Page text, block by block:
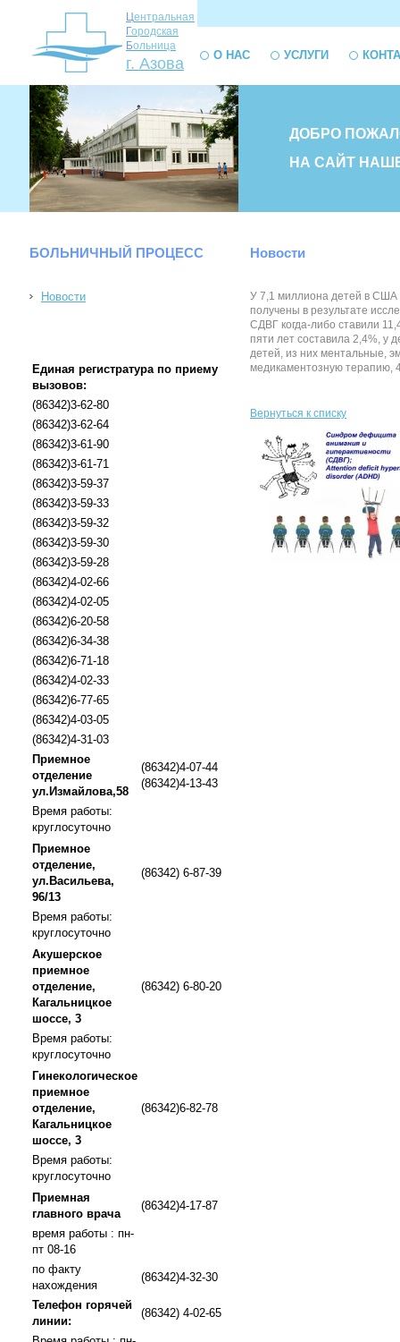
Центральная
Городская
Больница
г. Азова О НАС УСЛУГИ
ДОБРО
НА САЙТ
БОЛЬНИЧНЫЙ ПРОЦЕСС
Новости
Единая регистратура по приему
вызовов:
(86342)3-62-80
(86342)3-62-64
(86342)3-61-90
(86342)3-61-71
(86342)3-59-37
(86342)3-59-33
(86342)3-59-32
(86342)3-59-30
(86342)3-59-28
(86342)4-02-66
(86342)4-02-05
(86342)6-20-58
(86342)6-34-38
(86342)6-71-18
(86342)4-02-33
(86342)6-77-65
(86342)4-03-05
(86342)4-31-03
Приемное
отделение
ул.Измайлова,58
(86342)4-07-44
(86342)4-13-43
Время работы:
круглосуточно
Приемное
отделение,
ул.Васильева,
96/13
(86342) 6-87-39
Время работы:
круглосуточно
Акушерское
приемное
отделение,
Кагальницкое
шоссе, 3
(86342) 6-80-20
Время работы:
круглосуточно
Гинекологическое
приемное
отделение,
Кагальницкое
шоссе, 3
(86342)6-82-78
Время работы:
круглосуточно
Приемная
главного врача
(86342)4-17-87
время работы : пн-
пт 08-16
по факту
нахождения
(86342)4-32-30
Телефон горячей
линии:
(86342) 4-02-65
Новости
У 7,1 миллиона детей в США
получены в результате
СДВГ когда-либо ставили
пяти лет составила 2,4%, у
детей, из них ментальные,
медикаментозную терапию,
Вернуться к списку